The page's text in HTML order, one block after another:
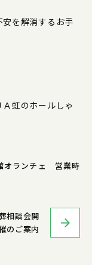
を解消するお手
しゃ
オランチェ 営業時
相談会開
のご案内